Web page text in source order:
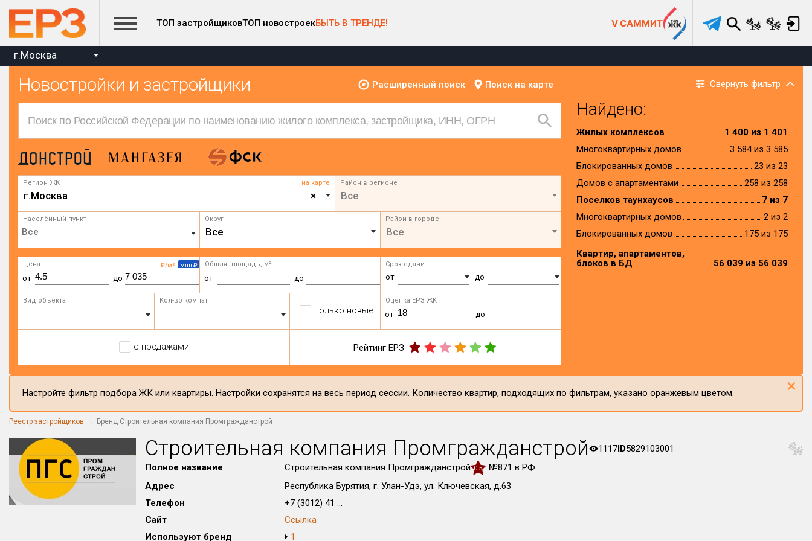
ТОП застройщиковТОП новостроекБЫТЬ В ТРЕНДЕ! V САММИТ
г.Москва
Новостройки и застройщики Расширенный поиск Поиск на карте Свернуть фильтр
Регион ЖК на карте
×
г.Москва
Район в регионе
Все
Населённый пункт Округ
Все
Район в городе
Все
₽/м² млн ₽
Цена
от до
Общая площадь, м²
от до
Срок сдачи
от до
Вид объекта Кол-во комнат
Только новые
Оценка ЕРЗ ЖК
от до
с продажами Рейтинг ЕРЗ
Найдено:
Жилых комплексов
1 400 из 1 401
Многоквартирных домов
3 584 из 3 585
Блокированных домов
23 из 23
Домов с апартаментами
258 из 258
Поселков таунхаусов
7 из 7
Многоквартирных домов
2 из 2
Блокированных домов
175 из 175
Квартир, апартаментов,
блоков в БД
56 039 из 56 039
Настройте фильтр подбора ЖК или квартиры. Настройки сохранятся на весь период сессии. Количество квартир, подходящих по фильтрам, указано оранжевым цветом. ×
Реестр застройщиков Бренд Строительная компания Промгражданстрой
Строительная компания Промгражданстрой 1117ID5829103001
Полное название
Строительная компания Промгражданстрой 0.5
№871 в РФ
Адрес
Республика Бурятия, г. Улан-Удэ, ул. Ключевская, д.63
Телефон
+7 (3012) 41 ...
Сайт
Ссылка
Используют бренд
1